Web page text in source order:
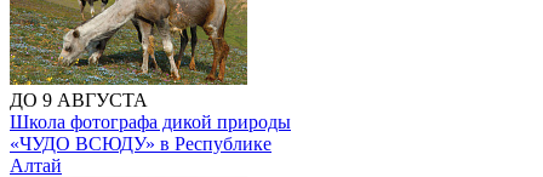
ДО 9 АВГУСТА
Школа фотографа дикой природы
«ЧУДО ВСЮДУ» в Республике
Алтай